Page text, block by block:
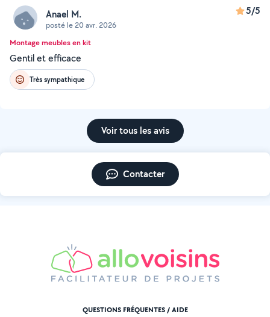
Anael M.
posté le 20 avr. 2026
5/5
Montage meubles en kit
Gentil et efficace
Très sympathique
Voir tous les avis
Contacter
QUESTIONS FRÉQUENTES / AIDE